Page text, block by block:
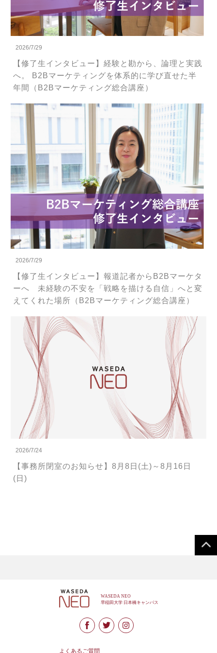
2026/7/29
【修了生インタビュー】経験と勘から、論理と実践
へ。 B2Bマーケティングを体系的に学び直せた半
年間（B2Bマーケティング総合講座）
2026/7/29
【修了生インタビュー】報道記者からB2Bマーケタ
ーへ 未経験の不安を「戦略を描ける自信」へと変
えてくれた場所（B2Bマーケティング総合講座）
2026/7/24
【事務所閉室のお知らせ】8月8日(土)～8月16日
(日)
よくあるご質問